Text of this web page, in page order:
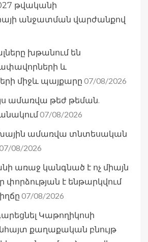
թվականի
անջատման վարժանքով
խթանում են
և
միջև պայքարը 07/08/2026
ամառվա թեժ թեման.
07/08/2026
ամառվա տնտեսական
08/2026
առաջ կանգնած է ոչ միայն
փորձության է ենթարկվում
07/08/2026
Կաթողիկոսի
քաղաքական բնույթ